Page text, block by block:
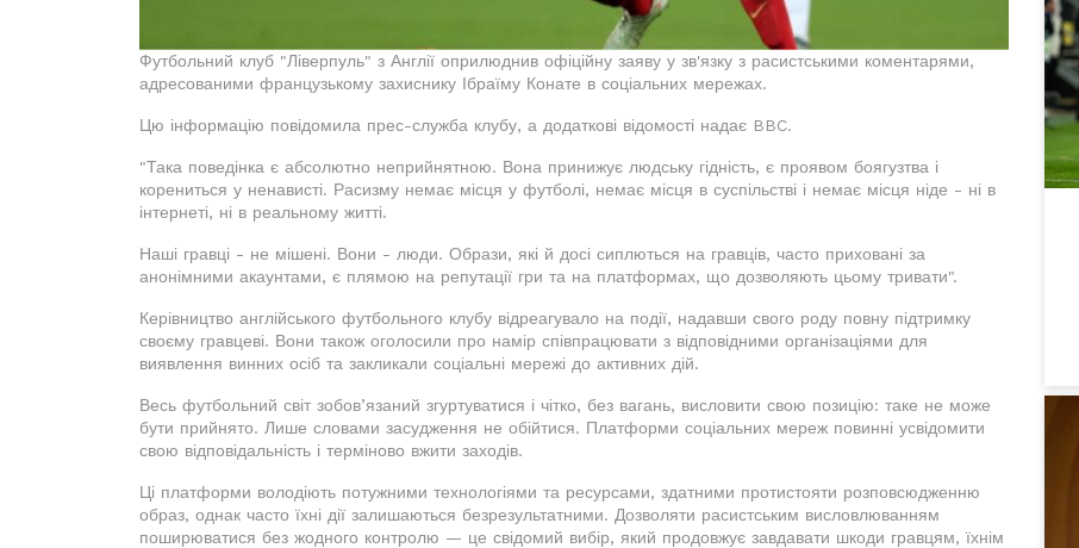
Футбольний клуб "Ліверпуль" з Англії оприлюднив офіційну заяву у зв'язку з расистськими коментарями,
адресованими французькому захиснику Ібраїму Конате в соціальних мережах.
Цю інформацію повідомила прес-служба клубу, а додаткові відомості надає BBC.
"Така поведінка є абсолютно неприйнятною. Вона принижує людську гідність, є проявом боягузтва і
корениться у ненависті. Расизму немає місця у футболі, немає місця в суспільстві і немає місця ніде - ні в
інтернеті, ні в реальному житті.
Наші гравці - не мішені. Вони - люди. Образи, які й досі сиплються на гравців, часто приховані за
анонімними акаунтами, є плямою на репутації гри та на платформах, що дозволяють цьому тривати".
Керівництво англійського футбольного клубу відреагувало на події, надавши свого роду повну підтримку
своєму гравцеві. Вони також оголосили про намір співпрацювати з відповідними організаціями для
виявлення винних осіб та закликали соціальні мережі до активних дій.
Весь футбольний світ зобов’язаний згуртуватися і чітко, без вагань, висловити свою позицію: таке не може
бути прийнято. Лише словами засудження не обійтися. Платформи соціальних мереж повинні усвідомити
свою відповідальність і терміново вжити заходів.
Ці платформи володіють потужними технологіями та ресурсами, здатними протистояти розповсюдженню
образ, однак часто їхні дії залишаються безрезультатними. Дозволяти расистським висловлюванням
поширюватися без жодного контролю — це свідомий вибір, який продовжує завдавати шкоди гравцям, їхнім